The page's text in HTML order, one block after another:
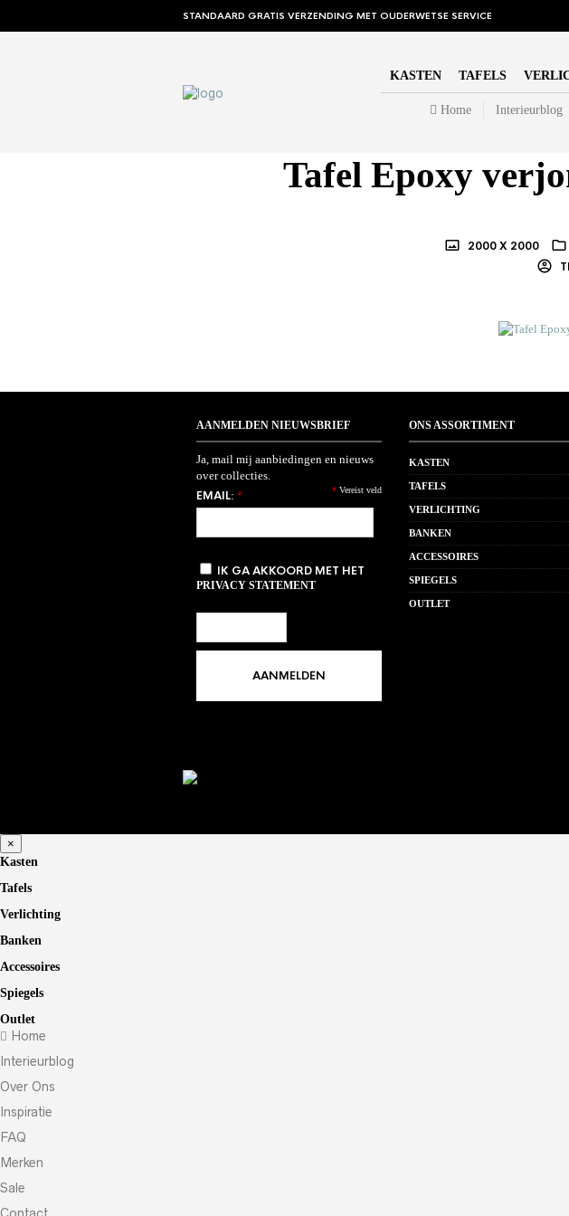
STANDAARD GRATIS VERZENDING MET OUDERWETSE SERVICE
KASTEN TAFELS
Home Interieurblog
Tafel Epoxy
2000 X 2000
AANMELDEN NIEUWSBRIEF
Ja, mail mij aanbiedingen en nieuws
over collecties.
* Vereist veld
EMAIL: *
IK GA AKKOORD MET HET
PRIVACY STATEMENT
ONS ASSORTIMENT
KASTEN
TAFELS
VERLICHTING
BANKEN
ACCESSOIRES
SPIEGELS
OUTLET
×
Kasten
Tafels
Verlichting
Banken
Accessoires
Spiegels
Outlet
Home
Interieurblog
Over Ons
Inspiratie
FAQ
Merken
Sale
Contact